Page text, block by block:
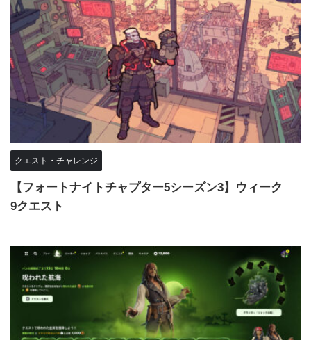
クエスト・チャレンジ
【フォートナイトチャプター5シーズン3】ウィーク
9クエスト